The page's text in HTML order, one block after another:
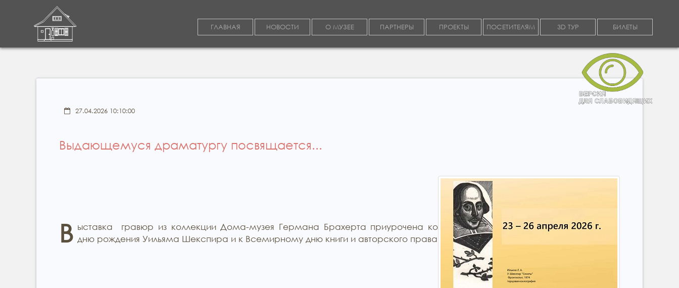
ГЛАВНАЯ НОВОСТИ О МУЗЕЕ ПАРТНЕРЫ ПРОЕКТЫ ПОСЕТИТЕЛЯМ 3D ТУР БИЛЕТЫ
27.04.2026 10:10:00
Выдающемуся драматургу посвящается...
В ыставка гравюр из коллекции Дома-музея Германа Брахерта приурочена ко
дню рождения Уильяма Шекспира и к Всемирному дню книги и авторского права